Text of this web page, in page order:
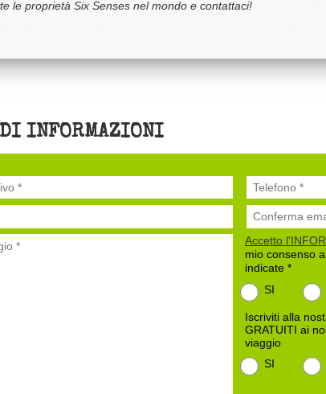
le proprietà Six Senses nel mondo e contattaci!
INFORMAZIONI
Accetto
mio consenso
indicate *
SI
Iscriviti alla
GRATUITI ai
viaggio
SI